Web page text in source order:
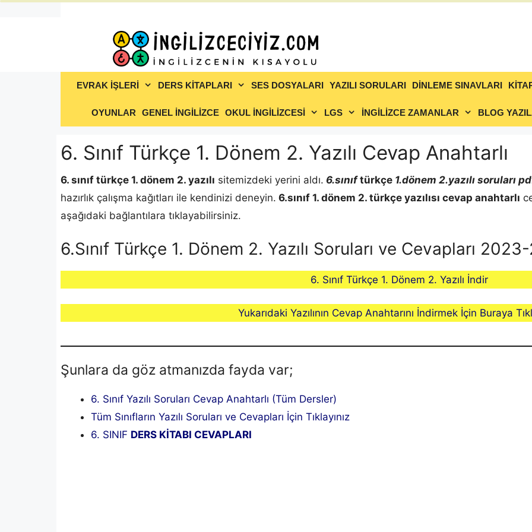
EVRAK İŞLERİ DERS KİTAPLARI SES DOSYALARI YAZILI SORULARI DİNLEME SINAVLARI
OYUNLAR GENEL İNGİLİZCE OKUL İNGİLİZCESİ LGS İNGİLİZCE ZAMANLAR BLOG
6. Sınıf Türkçe 1. Dönem 2. Yazılı Cevap Anahtarlı
6. sınıf türkçe 1. dönem 2. yazılı sitemizdeki yerini aldı. 6.sınıftürkçe 1.dönem 2.yazılı soruları
hazırlık çalışma kağıtları ile kendinizi deneyin. 6.sınıf 1. dönem 2. türkçe yazılısı cevap anahtarlı
aşağıdaki bağlantılara tıklayabilirsiniz.
6.Sınıf Türkçe 1. Dönem 2. Yazılı Soruları ve Cevapları
6. Sınıf Türkçe 1. Dönem 2. Yazılı İndir
Yukarıdaki Yazılının Cevap Anahtarını İndirmek İçin Buraya
Şunlara da göz atmanızda fayda var;
6. Sınıf Yazılı Soruları Cevap Anahtarlı (Tüm Dersler)
Tüm Sınıfların Yazılı Soruları ve Cevapları İçin Tıklayınız
6. SINIF DERS KİTABI CEVAPLARI